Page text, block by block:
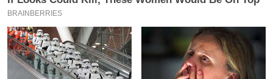
इ
ई
-
पे